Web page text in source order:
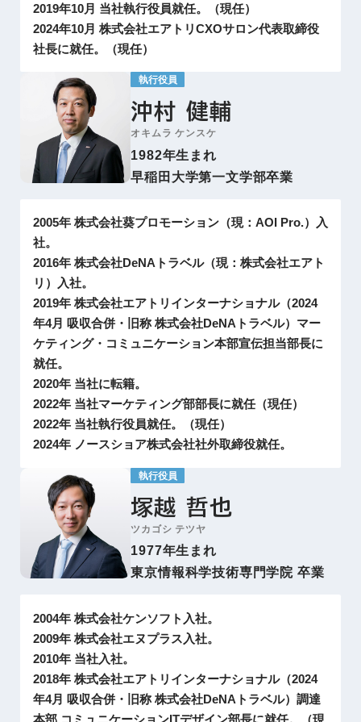
2019年10月 当社執行役員就任。（現任）
2024年10月 株式会社エアトリCXOサロン代表取締役
社長に就任。（現任）
執行役員
沖村 健輔
オキムラ ケンスケ
1982年生まれ
早稲田大学第一文学部卒業
2005年 株式会社葵プロモーション（現：AOI Pro.）入
社。
2016年 株式会社DeNAトラベル（現：株式会社エアト
リ）入社。
2019年 株式会社エアトリインターナショナル（2024
年4月 吸収合併・旧称 株式会社DeNAトラベル）マー
ケティング・コミュニケーション本部宣伝担当部長に
就任。
2020年 当社に転籍。
2022年 当社マーケティング部部長に就任（現任）
2022年 当社執行役員就任。（現任）
2024年 ノースショア株式会社社外取締役就任。
執行役員
塚越 哲也
ツカゴシ テツヤ
1977年生まれ
東京情報科学技術専門学院 卒業
2004年 株式会社ケンソフト入社。
2009年 株式会社エヌプラス入社。
2010年 当社入社。
2018年 株式会社エアトリインターナショナル（2024
年4月 吸収合併・旧称 株式会社DeNAトラベル）調達
本部 コミュニケーションITデザイン部長に就任。（現